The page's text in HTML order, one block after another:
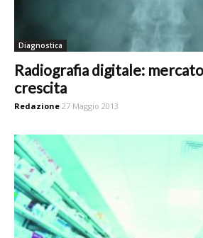
Diagnostica
Radiografia digitale:
crescita
Redazione 27 Maggio 2013